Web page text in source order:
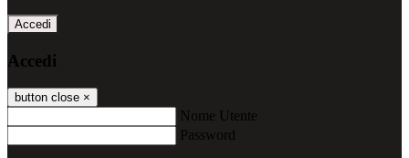
Accedi
Accedi
button close ×
Nome Utente
Password